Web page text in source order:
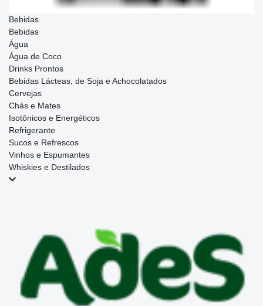
Bebidas
Bebidas
Água
Água de Coco
Drinks Prontos
Bebidas Lácteas, de Soja e Achocolatados
Cervejas
Chás e Mates
Isotônicos e Energéticos
Refrigerante
Sucos e Refrescos
Vinhos e Espumantes
Whiskies e Destilados